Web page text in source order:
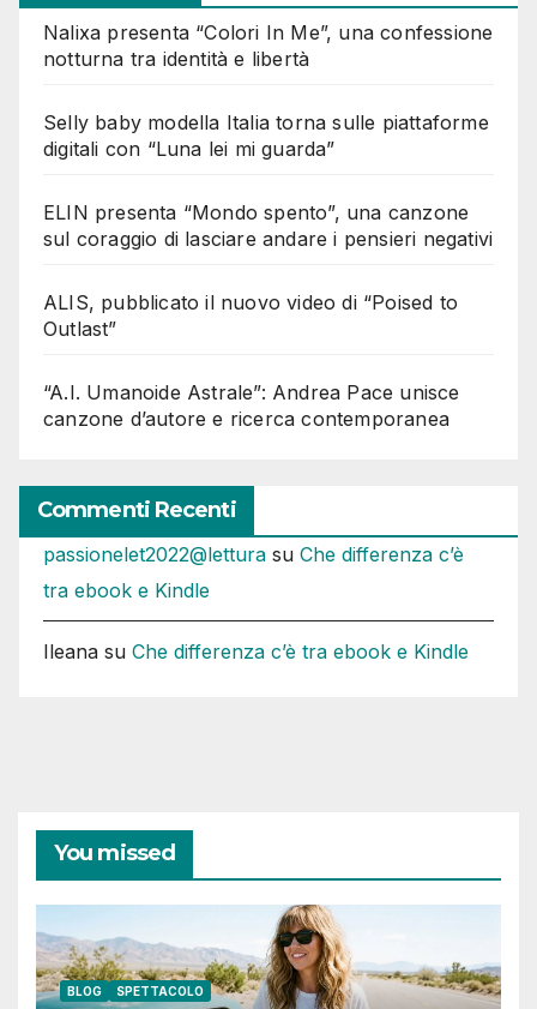
Nalixa presenta “Colori In Me”, una confessione
notturna tra identità e libertà
Selly baby modella Italia torna sulle piattaforme
digitali con “Luna lei mi guarda”
ELIN presenta “Mondo spento”, una canzone
sul coraggio di lasciare andare i pensieri negativi
ALIS, pubblicato il nuovo video di “Poised to
Outlast”
“A.I. Umanoide Astrale”: Andrea Pace unisce
canzone d’autore e ricerca contemporanea
Commenti Recenti
passionelet2022@lettura su Che differenza c’è
tra ebook e Kindle
Ileana su Che differenza c’è tra ebook e Kindle
You missed
BLOG SPETTACOLO